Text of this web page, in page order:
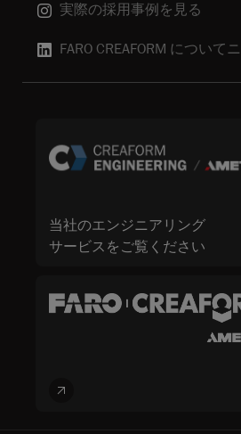
実際の採用事例を見る
FARO CREAFORM について
当社のエンジニアリング
サービスをご覧ください